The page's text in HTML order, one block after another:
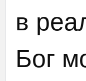
в
Бог